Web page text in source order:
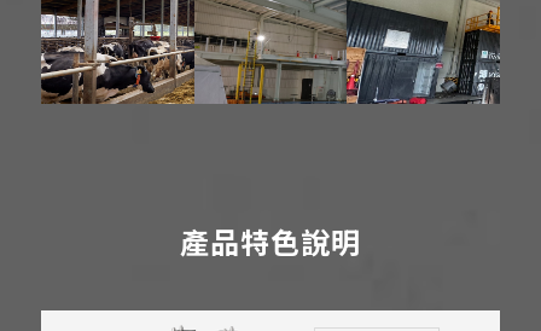
產品特色說明